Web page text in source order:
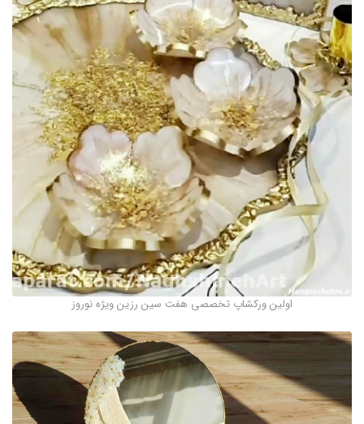
اولین ورکشاپ تخصصی هفت سین رزین ویژه نوروز